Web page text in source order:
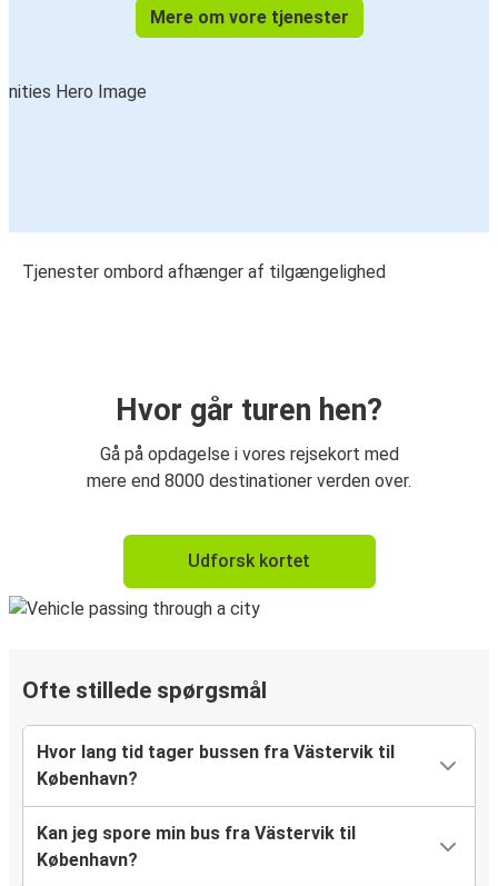
Mere om vore tjenester
Tjenester ombord afhænger af tilgængelighed
Hvor går turen hen?
Gå på opdagelse i vores rejsekort med
mere end 8000 destinationer verden over.
Udforsk kortet
Ofte stillede spørgsmål
Hvor lang tid tager bussen fra Västervik til
København?
Kan jeg spore min bus fra Västervik til
København?